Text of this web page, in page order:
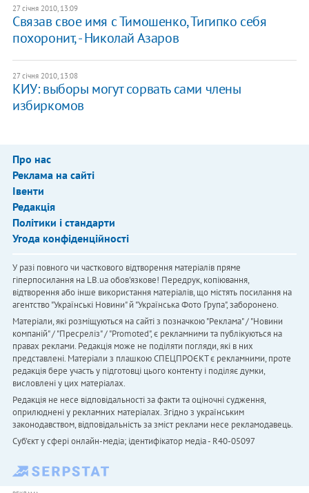
27 січня 2010, 13:09
Связав свое имя с Тимошенко, Тигипко себя
похоронит, - Николай Азаров
27 січня 2010, 13:08
КИУ: выборы могут сорвать сами члены
избиркомов
Про нас
Реклама на сайті
Івенти
Редакція
Політики і стандарти
Угода конфіденційності
У разі повного чи часткового відтворення матеріалів пряме
гіперпосилання на LB.ua обов'язкове! Передрук, копіювання,
відтворення або інше використання матеріалів, що містять посилання на
агентство "Українськi Новини" й "Українська Фото Група", заборонено.
Матеріали, які розміщуються на сайті з позначкою "Реклама" / "Новини
компаній" / "Пресреліз" / "Promoted", є рекламними та публікуються на
правах реклами. Редакція може не поділяти погляди, які в них
представлені. Матеріали з плашкою СПЕЦПРОЄКТ є рекламними, проте
редакція бере участь у підготовці цього контенту і поділяє думки,
висловлені у цих матеріалах.
Редакція не несе відповідальності за факти та оціночні судження,
оприлюднені у рекламних матеріалах. Згідно з українським
законодавством, відповідальність за зміст реклами несе рекламодавець.
Cуб'єкт у сфері онлайн-медіа; ідентифікатор медіа - R40-05097